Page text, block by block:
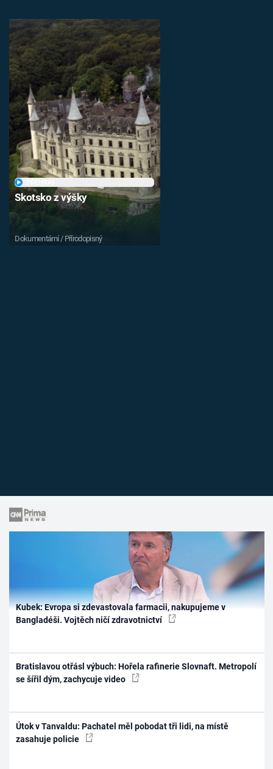
Skotsko z výšky
Dokumentární / Přírodopisný
Kubek: Evropa si zdevastovala farmacii, nakupujeme v
Bangladéši. Vojtěch ničí zdravotnictví
Bratislavou otřásl výbuch: Hořela rafinerie Slovnaft. Metropolí
se šířil dým, zachycuje video
Útok v Tanvaldu: Pachatel měl pobodat tři lidi, na místě
zasahuje policie